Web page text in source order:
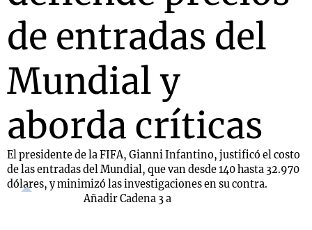
de entradas del
Mundial y
aborda críticas
El presidente de la FIFA, Gianni Infantino, justificó el costo
de las entradas del Mundial, que van desde 140 hasta 32.970
dólares, y minimizó las investigaciones en su contra.
Añadir Cadena 3 a